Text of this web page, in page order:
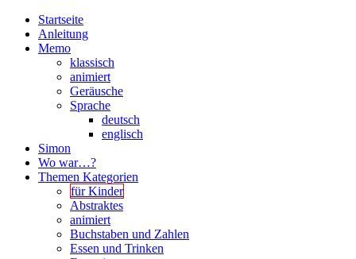
Startseite
Anleitung
Memo
klassisch
animiert
Geräusche
Sprache
deutsch
englisch
Simon
Wo war…?
Themen Kategorien
für Kinder
Abstraktes
animiert
Buchstaben und Zahlen
Essen und Trinken